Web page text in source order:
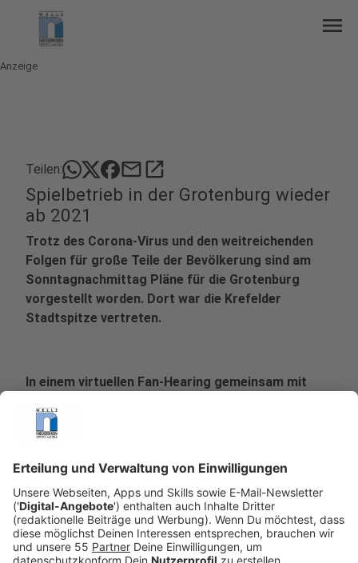
menu
Anzeige
Teilen: mailopen_in_new
Spielbetrieb in der Grotenburg wieder
ab 2021
Trotz des Corona-Virus und den weitreichenden
Folgen für große Teile der Bevölkerung sind am
Sonntagnachmittag Pläne für die Grotenburg
vorgestellt worden. Dort war die Krefelder
Stadtspitze vertreten.
In einem virtuellen Fan-Hearing gemeinsam mit
Sanierung der Grotenburg präsentiert worden.
Laut Stadt haben fast 3.000 Fans und Interessierte
verfogt. Sie hatten auch Gelegenheit, ihre Fragen
zu stellen. Das eigentlich im Seidenweberhaus als
öffentliche Veranstaltung geplante Hearing war im
Zuge der Corona-Krise aus Gründen des
Gesundheitsschutzes abgesagt und auf die